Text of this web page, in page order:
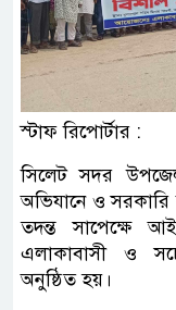
স্টাফ রিপোর্টার :
সিলেট সদর
অভিযানে ও সরকারি
তদন্ত সাপেক্ষে
এলাকাবাসী ও
অনুষ্ঠিত হয়।